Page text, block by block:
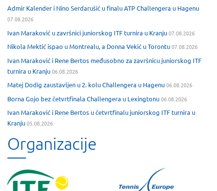
Admir Kalender i Nino Serdarušić u finalu ATP Challengera u Hagenu
07.08.2026
Ivan Maraković u završnici juniorskog ITF turnira u Kranju07.08.2026
Nikola Mektić ispao u Montrealu, a Donna Vekić u Torontu07.08.2026
Ivan Maraković i Rene Bertos međusobno za završnicu juniorskog ITF
turnira u Kranju06.08.2026
Matej Dodig zaustavljen u 2. kolu Challengera u Hagenu06.08.2026
Borna Gojo bez četvrtfinala Challengera u Lexingtonu06.08.2026
Ivan Maraković i Rene Bertos u četvrtfinalu juniorskog ITF turnira u
Kranju05.08.2026
Organizacije